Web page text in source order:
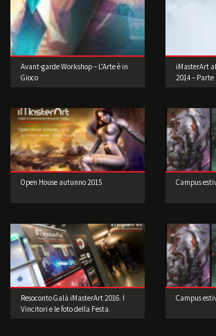
Avant-garde Workshop – L’Arte è in
Gioco
iMasterArt
2014 – Parte
Open House autunno 2015 Campus
Resoconto Galà iMasterArt 2016. I
Vincitori e le foto della Festa.
Campus